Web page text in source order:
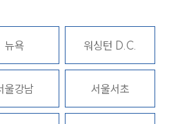
시는 길
파트너 로펌
의 소리
합검색
뉴욕 워싱턴 D.C.
울강남 서울서초